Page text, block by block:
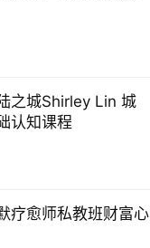
之城Shirley Lin 城
认知课程
疗愈师私教班财富心